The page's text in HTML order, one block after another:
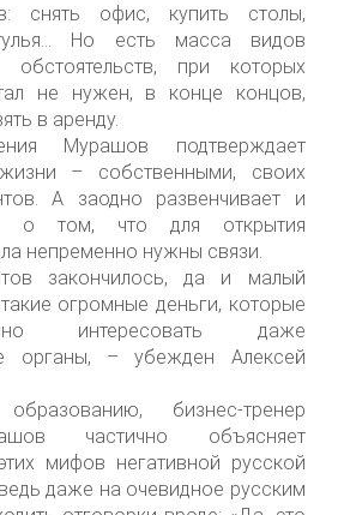
снять офис, купить столы,
Но есть масса видов
обстоятельств, при которых
не нужен, в конце концов,
в аренду.
Мурашов подтверждает
– собственными, своих
А заодно развенчивает и
о том, что для открытия
непременно нужны связи.
закончилось, да и малый
огромные деньги, которые
интересовать даже
органы, – убежден Алексей
бизнес-тренер
частично объясняет
мифов негативной русской
даже на очевидное русским